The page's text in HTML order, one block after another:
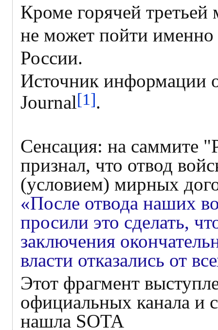
Кроме горячей
не может пойти именно
России.
Источник информации
Journal [1].
Сенсация: на саммите
признал, что отвод
(условием) мирных
«После отвода наших
просили это сделать,
заключения
власти отказались от
Этот фрагмент
официальных канала и
нашла SOTA